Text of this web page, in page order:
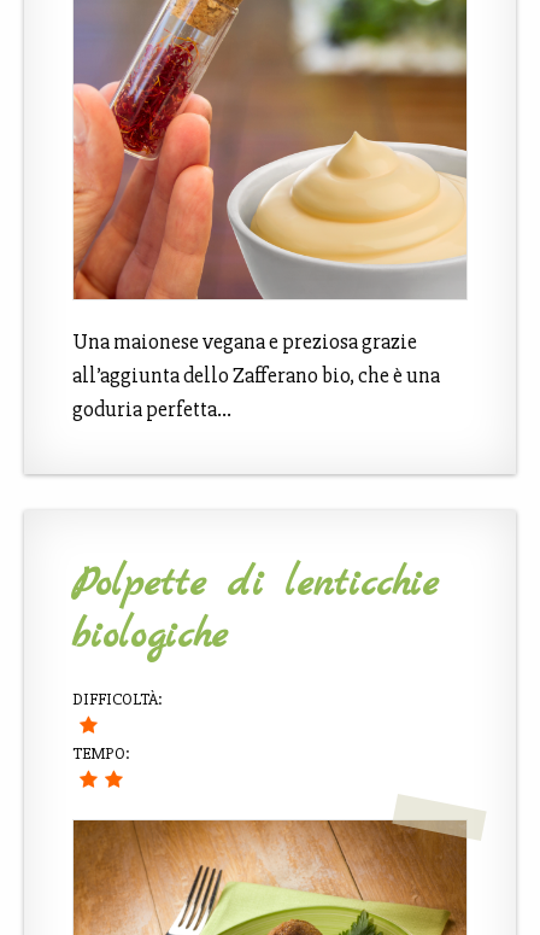
Una maionese vegana e preziosa grazie
all’aggiunta dello Zafferano bio, che è una
goduria perfetta…
Polpette di lenticchie
biologiche
DIFFICOLTÀ:
TEMPO: